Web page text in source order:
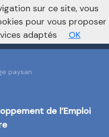
Vers le site national
paysan
de l’Emploi
sur ce site, vous
pour vous proposer
adaptés
OK